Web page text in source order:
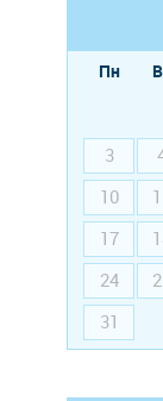
Пн
3
10
17
24
31